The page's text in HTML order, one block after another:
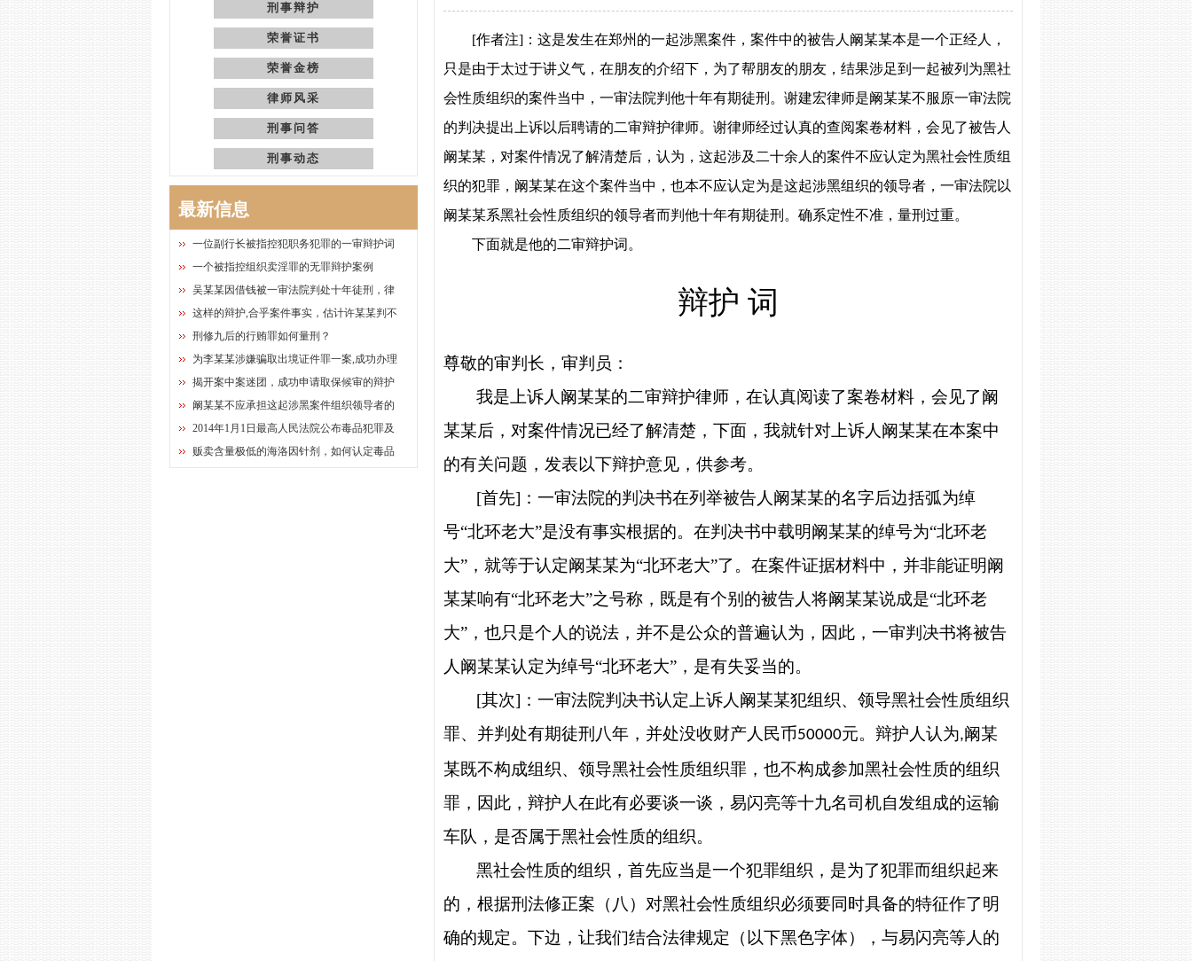
刑事辩护
荣誉证书
荣誉金榜
律师风采
刑事问答
刑事动态
最新信息
一位副行长被指控犯职务犯罪的一审辩护词
一个被指控组织卖淫罪的无罪辩护案例
吴某某因借钱被一审法院判处十年徒刑，律
这样的辩护,合乎案件事实，估计许某某判不
刑修九后的行贿罪如何量刑？
为李某某涉嫌骗取出境证件罪一案,成功办理
揭开案中案迷团，成功申请取保候审的辩护
阚某某不应承担这起涉黑案件组织领导者的
2014年1月1日最高人民法院公布毒品犯罪及
贩卖含量极低的海洛因针剂，如何认定毒品
[作者注] ： 这是发生在郑州的一起涉黑案件，案件中的被告人阚某某本是一个正经人，
只是由于太过于讲义气，在朋友的介绍下，为了帮朋友的朋友，结果涉足到一起被列为黑社
会性质组织的案件当中，一审法院判他十年有期徒刑。谢建宏律师是阚某某不服原一审法院
的判决提出上诉以后聘请的二审辩护律师。谢律师经过认真的查阅案卷材料，会见了被告人
阚某某，对案件情况了解清楚后，认为，这起涉及二十余人的案件不应认定为黑社会性质组
织的犯罪，阚某某在这个案件当中，也本不应认定为是这起涉黑组织的领导者，一审法院以
阚某某系黑社会性质组织的领导者而判他十年有期徒刑。确系定性不准，量刑过重。
下面就是他的二审辩护词。
辩护 词
尊敬的审判长，审判员：
我是上诉人阚某某的二审辩护律师，在认真阅读了案卷材料，会见了阚
某某后，对案件情况已经了解清楚，下面，我就针对上诉人阚某某在本案中
的有关问题，发表以下辩护意见，供参考。
[首先] ：一审法院的判决书在列举被告人阚某某的名字后边括弧为绰
号“北环老大”是没有事实根据的。在判决书中载明阚某某的绰号为“北环老
大”，就等于认定阚某某为“北环老大”了。在案件证据材料中，并非能证明阚
某某响有“北环老大”之号称，既是有个别的被告人将阚某某说成是“北环老
大”，也只是个人的说法，并不是公众的普遍认为，因此，一审判决书将被告
人阚某某认定为绰号“北环老大”，是有失妥当的。
[其次] ：一审法院判决书认定上诉人阚某某犯组织、领导黑社会性质组织
罪、并判处有期徒刑八年，并处没收财产人民币50000元。辩护人认为,阚某
某既不构成组织、领导黑社会性质组织罪，也不构成参加黑社会性质的组织
罪，因此，辩护人在此有必要谈一谈，易闪亮等十九名司机自发组成的运输
车队，是否属于黑社会性质的组织。
黑社会性质的组织，首先应当是一个犯罪组织，是为了犯罪而组织起来
的，根据刑法修正案（八）对黑社会性质组织必须要同时具备的特征作了明
确的规定。下边，让我们结合法律规定（以下黑色字体），与易闪亮等人的